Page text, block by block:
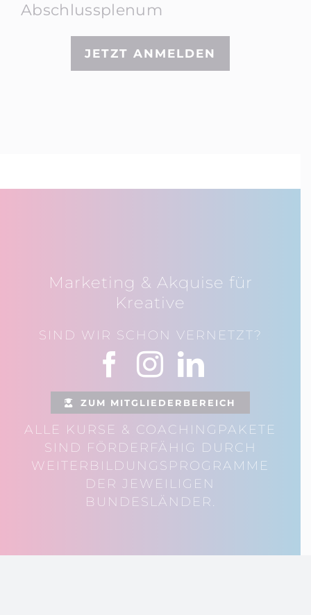
Abschlussplenum
JETZT ANMELDEN
Marketing & Akquise für
Kreative
SIND WIR SCHON VERNETZT?
ZUM MITGLIEDERBEREICH
ALLE KURSE & COACHINGPAKETE
SIND FÖRDERFÄHIG DURCH
WEITERBILDUNGSPROGRAMME
DER JEWEILIGEN
BUNDESLÄNDER.